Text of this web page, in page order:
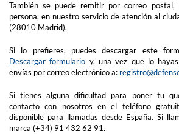
También se puede remitir por correo
persona, en nuestro servicio de atención al
(28010 Madrid).
Si lo prefieres, puedes descargar este
Descargar formulario y, una vez que lo
envías por correo electrónico a:
Si tienes alguna dificultad para poner tu
contacto con nosotros en el teléfono
disponible para llamadas desde España. Si
marca (+34) 91 432 62 91.